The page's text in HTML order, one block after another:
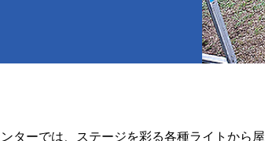
ターでは、ステージを彩る各種ライトから屋